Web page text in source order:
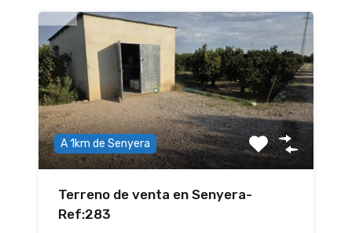
A 1km de Senyera
Terreno de venta en Senyera-
Ref:283